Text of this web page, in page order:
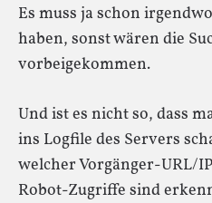
Es muss ja schon
haben, sonst wären die
vorbeigekommen.
Und ist es nicht so, dass
ins Logfile des Servers
welcher Vorgänger-URL/
Robot-Zugriffe sind